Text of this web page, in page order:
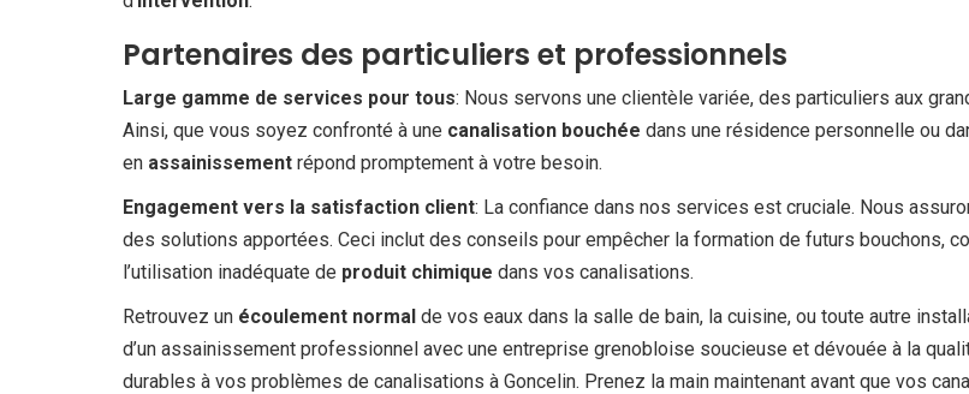
Partenaires des particuliers et professionnels
Large gamme de services pour tous: Nous servons une clientèle variée, des particuliers aux
Ainsi, que vous soyez confronté à une canalisation bouchée dans une résidence personnelle ou
en assainissement répond promptement à votre besoin.
Engagement vers la satisfaction client: La confiance dans nos services est cruciale. Nous
des solutions apportées. Ceci inclut des conseils pour empêcher la formation de futurs bouchons,
l’utilisation inadéquate de produit chimique dans vos canalisations.
Retrouvez un écoulement normal de vos eaux dans la salle de bain, la cuisine, ou toute autre
d’un assainissement professionnel avec une entreprise grenobloise soucieuse et dévouée à la
durables à vos problèmes de canalisations à Goncelin. Prenez la main maintenant avant que vos